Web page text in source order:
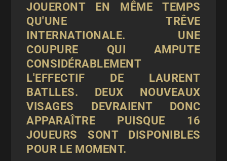
JOUERONT EN MÊME TEMPS
QU'UNE TRÊVE
INTERNATIONALE. UNE
COUPURE QUI AMPUTE
CONSIDÉRABLEMENT
L'EFFECTIF DE LAURENT
BATLLES. DEUX NOUVEAUX
VISAGES DEVRAIENT DONC
APPARAÎTRE PUISQUE 16
JOUEURS SONT DISPONIBLES
POUR LE MOMENT.